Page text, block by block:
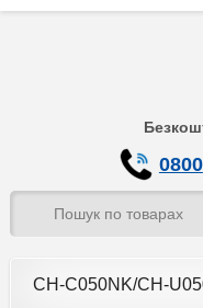
0800
CH-C050NK/CH-